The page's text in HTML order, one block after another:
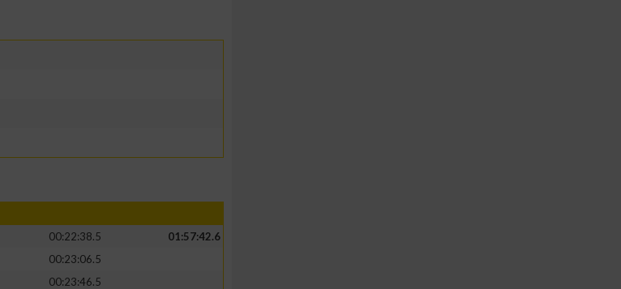
00:22:38.5
01:57:42.6
00:23:06.5
00:23:46.5